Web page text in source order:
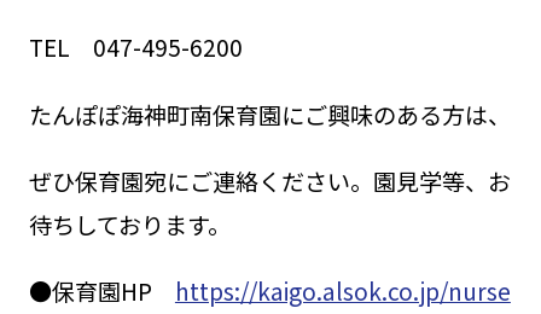
TEL 047-495-6200
たんぽぽ海神町南保育園にご興味のある方は、
ぜひ保育園宛にご連絡ください。園見学等、お
待ちしております。
●保育園HP https://kaigo.alsok.co.jp/nurse